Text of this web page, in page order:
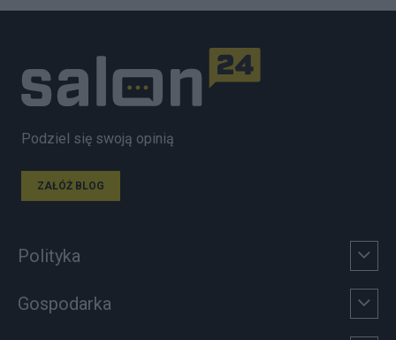
Podziel się swoją opinią
ZAŁÓŻ BLOG
Polityka
Gospodarka